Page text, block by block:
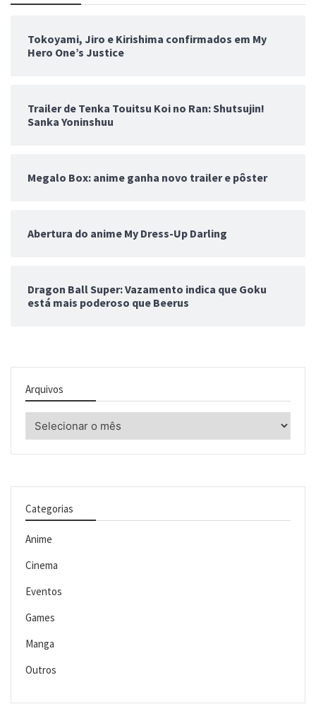
Tokoyami, Jiro e Kirishima confirmados em My
Hero One’s Justice
Trailer de Tenka Touitsu Koi no Ran: Shutsujin!
Sanka Yoninshuu
Megalo Box: anime ganha novo trailer e pôster
Abertura do anime My Dress-Up Darling
Dragon Ball Super: Vazamento indica que Goku
está mais poderoso que Beerus
Arquivos
Categorias
Anime
Cinema
Eventos
Games
Manga
Outros